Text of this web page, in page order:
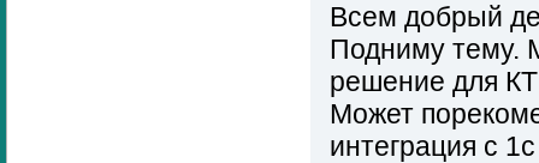
Всем добрый
Подниму тему.
решение для
Может
интеграция с